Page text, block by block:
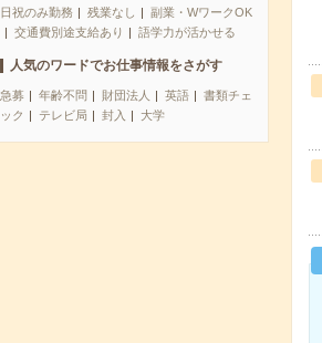
日祝のみ勤務
残業なし
副業・WワークOK
交通費別途支給あり
語学力が活かせる
人気のワードでお仕事情報をさがす
急募 年齢不問 財団法人 英語
書類チェ
ック
テレビ局 封入 大学